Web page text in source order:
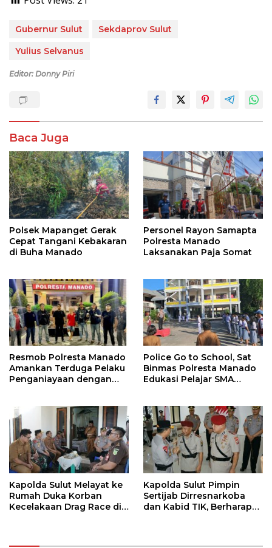
Gubernur Sulut
Sekdaprov Sulut
Yulius Selvanus
Editor: Donny Piri
Baca Juga
Polsek Mapanget Gerak
Cepat Tangani Kebakaran
di Buha Manado
Personel Rayon Samapta
Polresta Manado
Laksanakan Paja Somat
Resmob Polresta Manado
Amankan Terduga Pelaku
Penganiayaan dengan
Police Go to School, Sat
Binmas Polresta Manado
Edukasi Pelajar SMA
Kapolda Sulut Melayat ke
Rumah Duka Korban
Kecelakaan Drag Race di
Kapolda Sulut Pimpin
Sertijab Dirresnarkoba
dan Kabid TIK, Berharap